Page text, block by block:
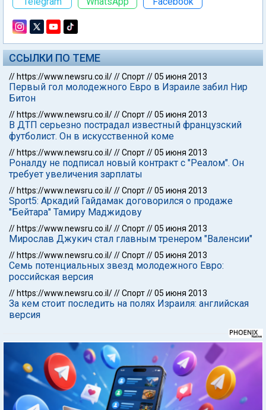
ССЫЛКИ ПО ТЕМЕ
// https://www.newsru.co.il///Спорт//05 июня 2013
Первый гол молодежного Евро в Израиле забил Нир
Битон
// https://www.newsru.co.il///Спорт//05 июня 2013
В ДТП серьезно пострадал известный французский
футболист. Он в искусственной коме
// https://www.newsru.co.il///Спорт//05 июня 2013
Роналду не подписал новый контракт с "Реалом". Он
требует увеличения зарплаты
// https://www.newsru.co.il///Спорт//05 июня 2013
Sport5: Аркадий Гайдамак договорился о продаже
"Бейтара" Тамиру Маджидову
// https://www.newsru.co.il///Спорт//05 июня 2013
Мирослав Джукич стал главным тренером "Валенсии"
// https://www.newsru.co.il///Спорт//05 июня 2013
Семь потенциальных звезд молодежного Евро:
российская версия
// https://www.newsru.co.il///Спорт//05 июня 2013
За кем стоит последить на полях Израиля: английская
версия